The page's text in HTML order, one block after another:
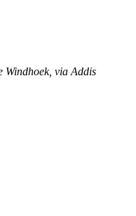
Windhoek, via Addis